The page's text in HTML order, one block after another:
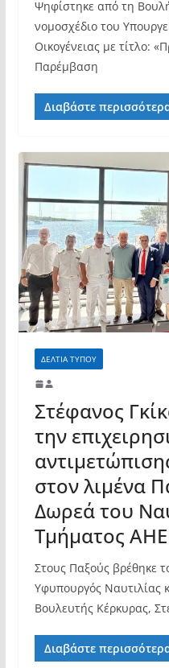
Ψηφίστηκε από τη
νομοσχέδιο του
Οικογένειας με τίτλο:
Παρέμβαση
Διαβάστε
ΔΕΛΤΙΑ ΤΥΠΟΥ
Στέφανος
την
στον λιμένα
Δωρεά του
Τμήματος
Στους Παξούς βρέθηκε
Υφυπουργός Ναυτιλίας
Βουλευτής Κέρκυρας,
Διαβάστε